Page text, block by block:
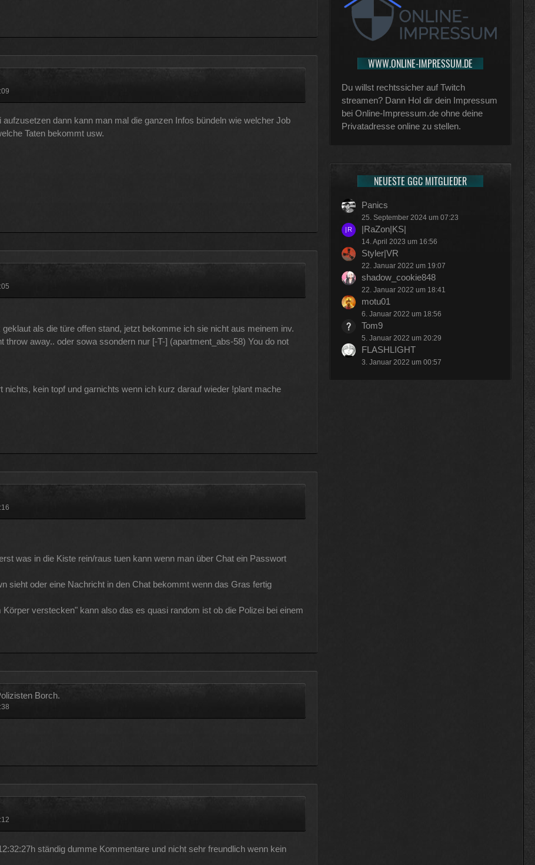
dann kann man mal die ganzen Infos bündeln wie welcher Job
Taten bekommt usw.
als die türe offen stand, jetzt bekomme ich sie nicht aus meinem inv.
throw away.. oder sowa ssondern nur [-T-] (apartment_abs-58) You do not
nichts, kein topf und garnichts wenn ich kurz darauf wieder !plant mache
was in die Kiste rein/raus tuen kann wenn man über Chat ein Passwort
sieht oder eine Nachricht in den Chat bekommt wenn das Gras fertig
verstecken" kann also das es quasi random ist ob die Polizei bei einem
Borch.
ständig dumme Kommentare und nicht sehr freundlich wenn kein
WWW.ONLINE-IMPRESSUM.DE
Du willst rechtssicher auf Twitch
streamen? Dann Hol dir dein Impressum
bei Online-Impressum.de ohne deine
Privatadresse online zu stellen.
NEUESTE GGC MITGLIEDER
Panics
25. September 2024 um 07:23
|RaZon|KS|
14. April 2023 um 16:56
Styler|VR
22. Januar 2022 um 19:07
shadow_cookie848
22. Januar 2022 um 18:41
motu01
6. Januar 2022 um 18:56
Tom9
5. Januar 2022 um 20:29
FLASHLIGHT
3. Januar 2022 um 00:57